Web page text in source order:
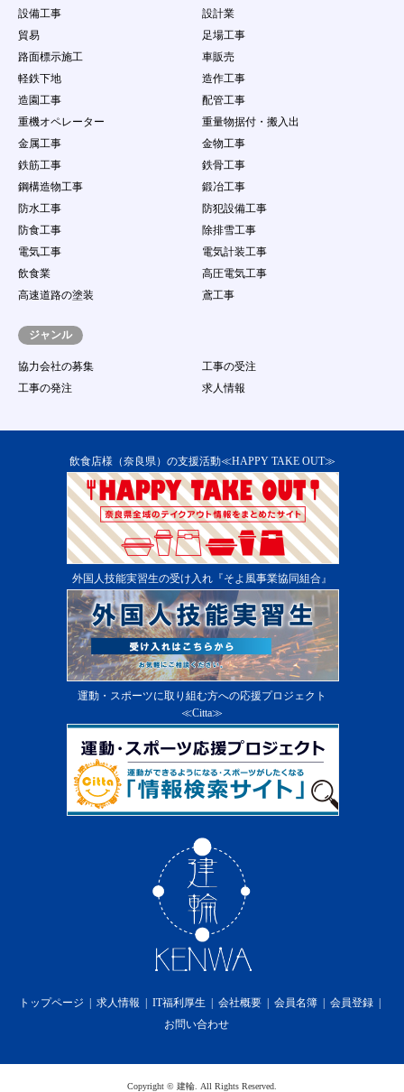
（１１）
会員ＩＤ・パスワードを故意に第三者に公開
する行為
（１２）
会員情報・案件情報などを悪意ある行為をす
（１３）
当社が、本サービスの運営を妨げるおそれが
あると判断する量のデータ転送、サーバに負
担をかける行為（不正な連続アクセス、ウィ
ルス、ワーム、その他の有害プログラムをサ
ーバーに送信し、または第三者に送信する行
為など）
（１４）
他の会員又は第三者の財産権、プライバシー
権、人格権等を侵害する行為、またはそのお
（１５）
実際に依頼する意思がないのに、企業に対し
（１６）虚偽の情報をサイトに登録、提供し、求人に
（１７）著作権、商標権、プライバシー権、氏名権、
肖像権等の他人の権利を侵害する、またはそ
のおそれのある行為
（１８）その他事務局が不適切であると判断する行為
ビスの提供を一時的に中断することがあります。
本サービス用設備の保守又は工事のため、やむ
を得ない場合
本サービス用設備に障害が発生し、やむを得な
い場合
第一種電気通信事業者又はその他の電気通信事
業者の提供する電気通信役務に起因して電気通
信サービスの利用が不能になった場合
その他運用上又は技術上当社がサービスの一時
中断が必要と判断した場合 ２．当システムの
提供中止に伴う会員又は第三者からの損害賠償
の請求を免れるものとします。
第14条 本サービス提供の終了
当社は、会員に通知の上、会員に対する本サービ
ス及び本サービスの一部を終了することができる
ものとします。
前項の通知は、当社のウェブサイト上での掲示又
は会員への電子メールの送付によるものとし、そ
の通知の効力は第６条の定めによります。
当社は第１項の方法による会員に対する通知の
後、本サービスを終了した場合には、会員に対し
しくはその他の費用の損害又は補償を免れるもの
本サービスの利用料金に関しては無償提供の為、
一切かからないものとします。
第16条 プライバシーポリシーの遵守
当社は、個人情報を適切に保護し、当社のホームペ
す。
ービス提供の中断）及び第14条（本サービス提供
設備工事
設計業
貿易
足場工事
路面標示施工
車販売
軽鉄下地
造作工事
造園工事
配管工事
重機オペレーター
重量物据付・搬入出
金属工事
金物工事
鉄筋工事
鉄骨工事
鋼構造物工事
鍛冶工事
防水工事
防犯設備工事
防食工事
除排雪工事
電気工事
電気計装工事
飲食業
高圧電気工事
高速道路の塗装
鳶工事
ジャンル
協力会社の募集
工事の受注
工事の発注
求人情報
飲食店様（奈良県）の支援活動≪HAPPY TAKE OUT≫
外国人技能実習生の受け入れ『そよ風事業協同組合』
運動・スポーツに取り組む方への応援プロジェクト
≪Citta≫
トップページ 求人情報 IT福利厚生 会社概要 会員名簿
会員登録
お問い合わせ
Copyright © 建輪 . All Rights Reserved.